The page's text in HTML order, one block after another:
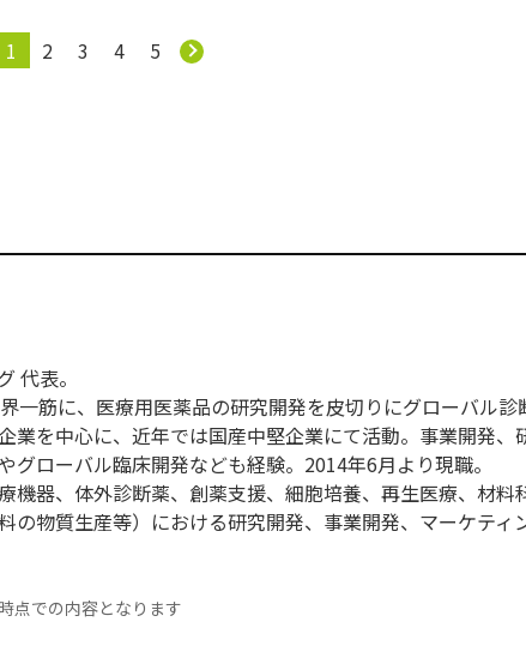
1 2 3 4 5
代表。
一筋に、医療用医薬品の研究開発を皮切りにグローバル診
業を中心に、近年では国産中堅企業にて活動。事業開発、
グローバル臨床開発なども経験。2014年6月より現職。
機器、体外診断薬、創薬支援、細胞培養、再生医療、材料
の物質生産等）における研究開発、事業開発、マーケティ
点での内容となります